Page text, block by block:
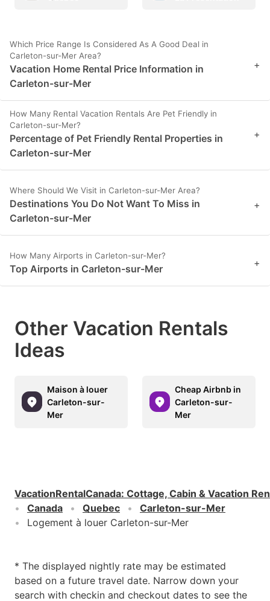
Which Price Range Is Considered As A Good Deal in
Carleton-sur-Mer Area?
Vacation Home Rental Price Information in
Carleton-sur-Mer
+
How Many Rental Vacation Rentals Are Pet Friendly in
Carleton-sur-Mer?
Percentage of Pet Friendly Rental Properties in
Carleton-sur-Mer
+
Where Should We Visit in Carleton-sur-Mer Area?
Destinations You Do Not Want To Miss in
Carleton-sur-Mer
+
How Many Airports in Carleton-sur-Mer?
Top Airports in Carleton-sur-Mer +
Other Vacation Rentals
Ideas
Maison à louer
Carleton-sur-
Mer
Cheap Airbnb in
Carleton-sur-
Mer
VacationRentalCanada: Cottage, Cabin & Vacation
Canada
Quebec
Carleton-sur-Mer
Logement à louer Carleton-sur-Mer
* The displayed nightly rate may be estimated
based on a future travel date. Narrow down your
search with checkin and checkout dates to see the